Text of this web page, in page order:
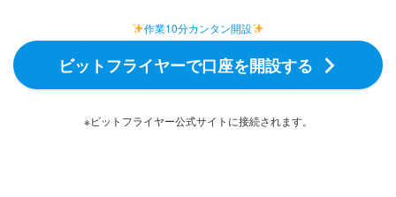
作業10分カンタン開設
ビットフライヤーで口座を開設する
※ビットフライヤー公式サイトに接続されます。